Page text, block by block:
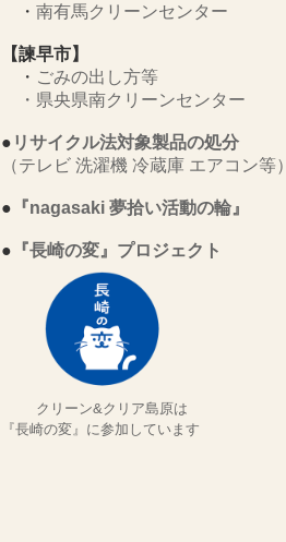
・南有馬クリーンセンター
【諫早市】
・ ごみの出し方等
・ 県央県南クリーンセンター
● リサイクル法対象製品の処分
（テレビ 洗濯機 冷蔵庫 エアコン等）
● 『nagasaki 夢拾い活動の輪』
● 『長崎の変』プロジェクト
クリーン&クリア島原は
『長崎の変』に参加しています